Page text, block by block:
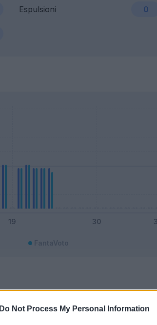
Do Not Process My Personal Information
Espulsioni 0